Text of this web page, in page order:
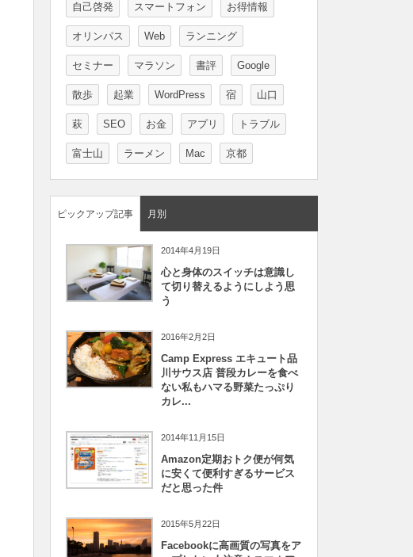
自己啓発 スマートフォン お得情報
オリンパス Web ランニング
セミナー マラソン 書評 Google
散歩 起業 WordPress 宿 山口
萩 SEO お金 アプリ トラブル
富士山 ラーメン Mac 京都
ピックアップ記事 月別
2014年4月19日
心と身体のスイッチは意識し
て切り替えるようにしよう思
う
2016年2月2日
Camp Express エキュート品
川サウス店 普段カレーを食べ
ない私もハマる野菜たっぷり
カレ...
2014年11月15日
Amazon定期おトク便が何気
に安くて便利すぎるサービス
だと思った件
2015年5月22日
Facebookに高画質の写真をア